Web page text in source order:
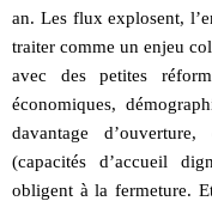
an. Les flux explosent,
traiter comme un enjeu
avec des petites
économiques,
davantage
(capacités d’accueil
obligent à la fermeture.